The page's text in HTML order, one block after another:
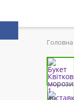
Головна